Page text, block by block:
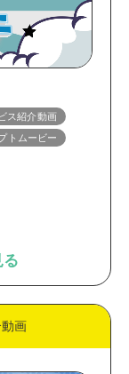
ス紹介動画
トムービー
画